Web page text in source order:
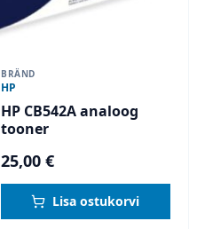
BRÄND
HP
HP CB542A analoog
tooner
25,00€
Lisa ostukorvi